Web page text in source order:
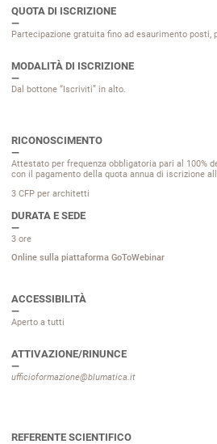
QUOTA DI ISCRIZIONE
Partecipazione gratuita fino ad esaurimento posti,
MODALITÀ DI ISCRIZIONE
Dal bottone “Iscriviti” in alto.
RICONOSCIMENTO
Attestato per frequenza obbligatoria pari al 100%
con il pagamento della quota annua di iscrizione
3 CFP per architetti
DURATA E SEDE
3 ore
Online sulla piattaforma GoToWebinar
ACCESSIBILITÀ
Aperto a tutti
ATTIVAZIONE/RINUNCE
ufficioformazione@blumatica.it
REFERENTE SCIENTIFICO